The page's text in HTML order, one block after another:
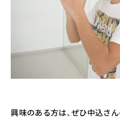
興味のある方は、ぜひ中込さ